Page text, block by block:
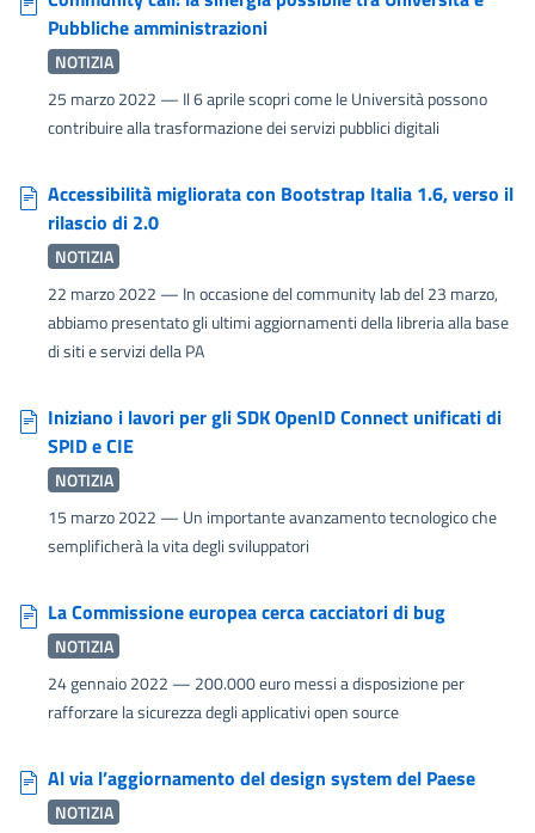
Pubbliche amministrazioni
NOTIZIA
25 marzo 2022 — Il 6 aprile scopri come le Università possono
contribuire alla trasformazione dei servizi pubblici digitali
Accessibilità migliorata con Bootstrap Italia 1.6, verso il
rilascio di 2.0
NOTIZIA
22 marzo 2022 — In occasione del community lab del 23 marzo,
abbiamo presentato gli ultimi aggiornamenti della libreria alla base
di siti e servizi della PA
Iniziano i lavori per gli SDK OpenID Connect unificati di
SPID e CIE
NOTIZIA
15 marzo 2022 — Un importante avanzamento tecnologico che
semplificherà la vita degli sviluppatori
La Commissione europea cerca cacciatori di bug
NOTIZIA
24 gennaio 2022 — 200.000 euro messi a disposizione per
rafforzare la sicurezza degli applicativi open source
Al via l’aggiornamento del design system del Paese
NOTIZIA